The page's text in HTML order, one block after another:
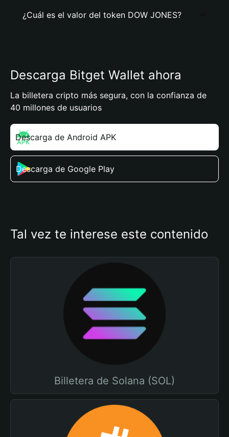
¿Cuál es el valor del token DOW JONES?
Descarga Bitget Wallet ahora
La billetera cripto más segura, con la confianza de
40 millones de usuarios
Descarga de Android APK
Descarga de Google Play
Tal vez te interese este contenido
Billetera de Solana (SOL)